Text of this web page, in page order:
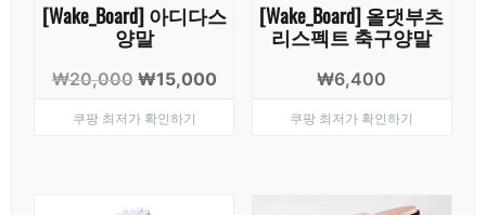
[Wake_Board] 아디다스
양말
₩20,000 원
가
₩15,000현
쿠팡 최저가 확인하기
[Wake_Board] 올댓부츠
리스펙트 축구양말
₩6,400
쿠팡 최저가 확인하기